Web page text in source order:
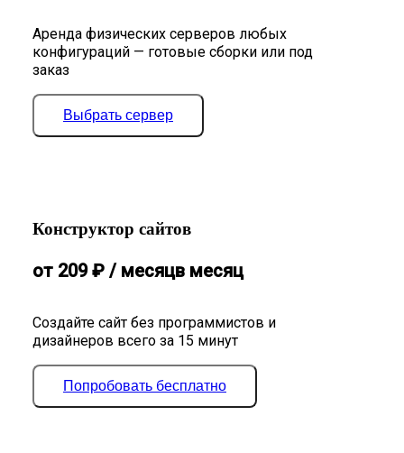
Аренда физических серверов любых
конфигураций — готовые сборки или под
заказ
Выбрать сервер
Конструктор сайтов
Создайте сайт без программистов и
дизайнеров всего за 15 минут
от 209₽ / месяцв месяц
Попробовать бесплатно